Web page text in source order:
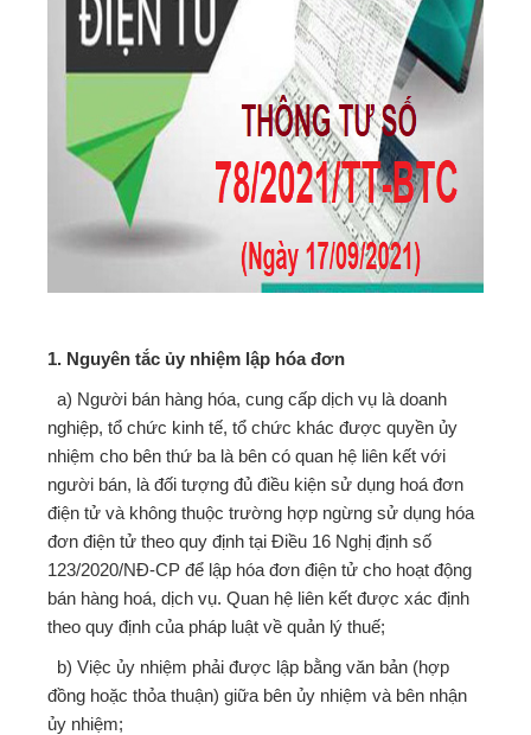
1. Nguyên tắc ủy nhiệm lập hóa đơn
a) Người bán hàng hóa, cung cấp dịch vụ là doanh
nghiệp, tổ chức kinh tế, tổ chức khác được quyền ủy
nhiệm cho bên thứ ba là bên có quan hệ liên kết với
người bán, là đối tượng đủ điều kiện sử dụng hoá đơn
điện tử và không thuộc trường hợp ngừng sử dụng hóa
đơn điện tử theo quy định tại Điều 16 Nghị định số
123/2020/NĐ-CP để lập hóa đơn điện tử cho hoạt động
bán hàng hoá, dịch vụ. Quan hệ liên kết được xác định
theo quy định của pháp luật về quản lý thuế;
b) Việc ủy nhiệm phải được lập bằng văn bản (hợp
đồng hoặc thỏa thuận) giữa bên ủy nhiệm và bên nhận
ủy nhiệm;